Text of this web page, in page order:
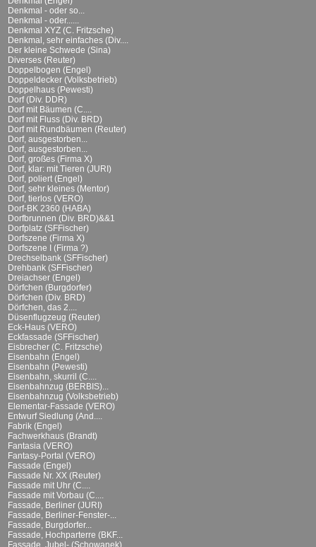
Denkmal - oder so...
Denkmal - oder......
Denkmal XYZ (C. Fritzsche)
Denkmal, sehr einfaches (Div....
Der kleine Schwede (Sina)
Diverses (Reuter)
Doppelbogen (Engel)
Doppeldecker (Volksbetrieb)
Doppelhaus (Pewesti)
Dorf (Div. DDR)
Dorf mit Bäumen (C....
Dorf mit Fluss (Div. BRD)
Dorf mit Rundbäumen (Reuter)
Dorf, ausgestorben...
Dorf, ausgestorben...
Dorf, großes (Firma X)
Dorf, klar: mit Tieren (JURI)
Dorf, poliert (Engel)
Dorf, sehr kleines (Mentor)
Dorf, tierlos (VERO)
Dorf-BK 2360 (HABA)
Dorfbrunnen (Div. BRD)&&1
Dorfplatz (SFFischer)
Dorfszene (Firma X)
Dorfszene I (Firma ?)
Drechselbank (SFFischer)
Drehbank (SFFischer)
Dreiachser (Engel)
Dörfchen (Burgdorfer)
Dörfchen (Div. BRD)
Dörfchen, das 2....
Düsenflugzeug (Reuter)
Eck-Haus (VERO)
Eckfassade (SFFischer)
Eisbrecher (C. Fritzsche)
Eisenbahn (Engel)
Eisenbahn (Pewesti)
Eisenbahn, skurril (C....
Eisenbahnzug (BERBIS)...
Eisenbahnzug (Volksbetrieb)
Elementar-Fassade (VERO)
Entwurf Siedlung (And....
Fabrik (Engel)
Fachwerkhaus (Brandt)
Fantasia (VERO)
Fantasy-Portal (VERO)
Fassade (Engel)
Fassade Nr. XX (Reuter)
Fassade mit Uhr (C....
Fassade mit Vorbau (C....
Fassade, Berliner (JURI)
Fassade, Berliner-Fenster-...
Fassade, Burgdorfer...
Fassade, Hochparterre (BKF...
Fassade, Jubel- (Schowanek)